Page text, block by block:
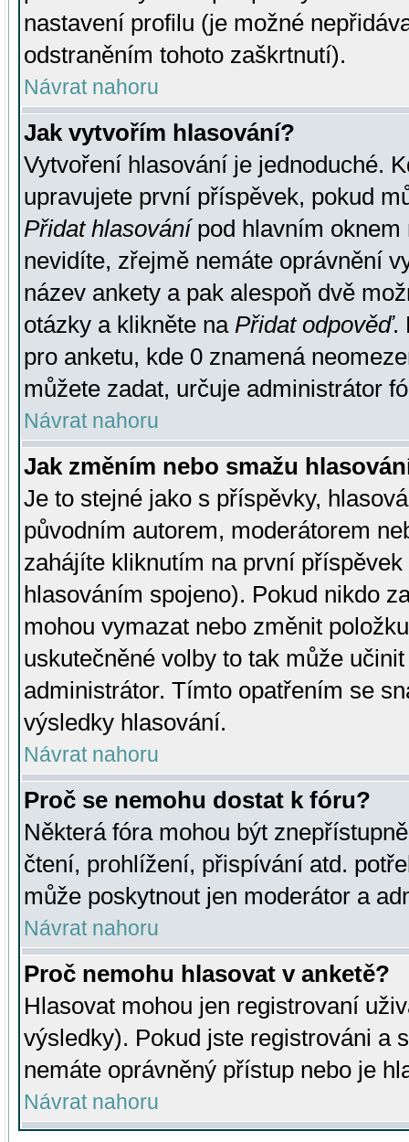
nastavení profilu (je možné
odstraněním tohoto zaškrtnutí).
Návrat nahoru
Jak vytvořím hlasování?
Vytvoření hlasování je jednoduché.
upravujete první příspěvek, pokud
Přidat hlasovánípod hlavním oknem
nevidíte, zřejmě nemáte oprávnění
název ankety a pak alespoň dvě
otázky a klikněte na Přidat odpověď.
pro anketu, kde 0 znamená
můžete zadat, určuje administrátor
Návrat nahoru
Jak změním nebo smažu
Je to stejné jako s příspěvky,
původním autorem, moderátorem
zahájíte kliknutím na první
hlasováním spojeno). Pokud nikdo
mohou vymazat nebo změnit
uskutečněné volby to tak může
administrátor. Tímto opatřením se
výsledky hlasování.
Návrat nahoru
Proč se nemohu dostat k fóru?
Některá fóra mohou být
čtení, prohlížení, přispívání atd.
může poskytnout jen moderátor a
Návrat nahoru
Proč nemohu hlasovat v anketě?
Hlasovat mohou jen registrovaní
výsledky). Pokud jste registrováni a
nemáte oprávněný přístup nebo je
Návrat nahoru